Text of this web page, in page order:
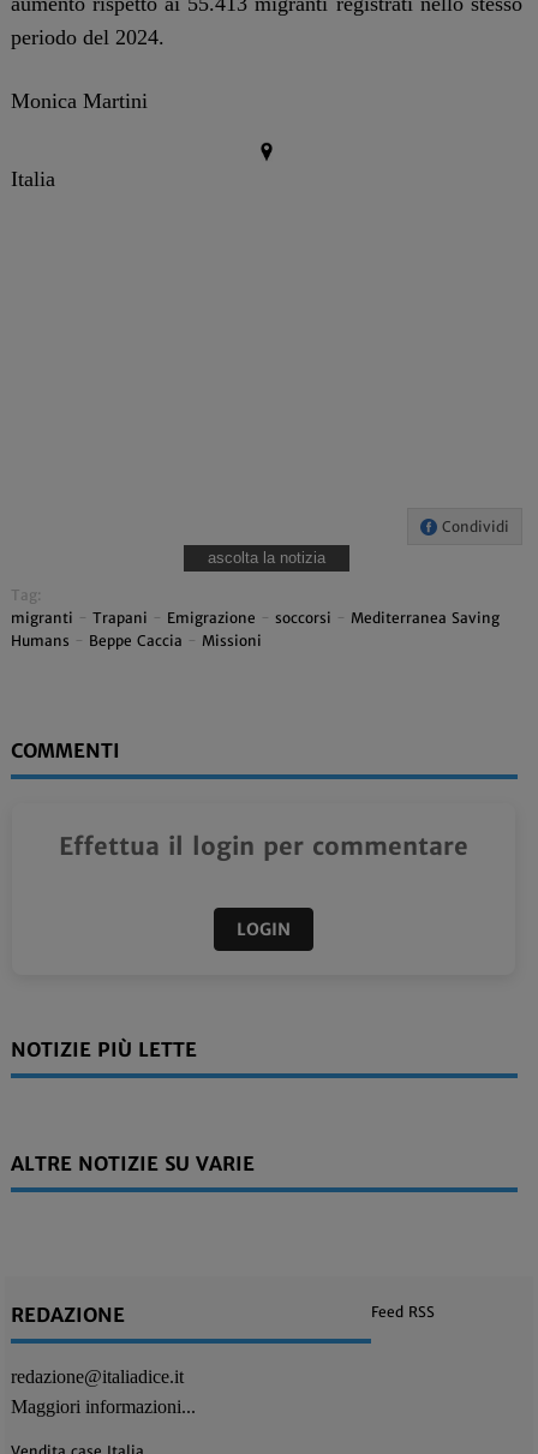
periodo del 2024.
Monica Martini
Italia
Condividi
ascolta la notizia
Tag:
migranti - Trapani - Emigrazione - soccorsi - Mediterranea Saving
Humans - Beppe Caccia - Missioni
COMMENTI
Effettua il login per commentare
LOGIN
NOTIZIE PIÙ LETTE
ALTRE NOTIZIE SU VARIE
REDAZIONE
redazione@italiadice.it
Maggiori informazioni...
Feed RSS